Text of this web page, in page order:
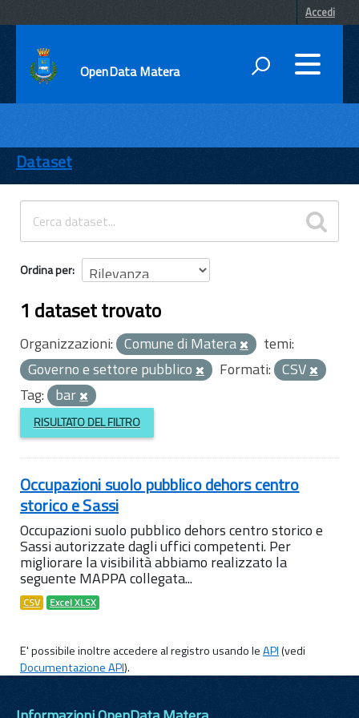
Accedi
OpenData Matera
ENTI
TEMI
INFORMAZIONI
Dataset
Ordina per
1 dataset trovato
Organizzazioni: Comune di Matera
temi:
Governo e settore pubblico
Formati: CSV
Tag: bar
RISULTATO DEL FILTRO
Occupazioni suolo pubblico dehors centro
storico e Sassi
Occupazioni suolo pubblico dehors centro storico e
Sassi autorizzate dagli uffici competenti. Per
migliorare la visibilità abbiamo realizzato la
seguente MAPPA collegata...
CSV Excel XLSX
E' possibile inoltre accedere al registro usando leAPI(vedi
Documentazione API).